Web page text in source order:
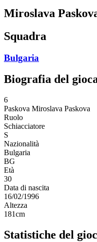
Miroslava
Squadra
Bulgaria
Biografia del
6
Paskova Miroslava Paskova
Ruolo
Schiacciatore
S
Nazionalità
Bulgaria
BG
Età
30
Data di nascita
16/02/1996
Altezza
181cm
Statistiche del